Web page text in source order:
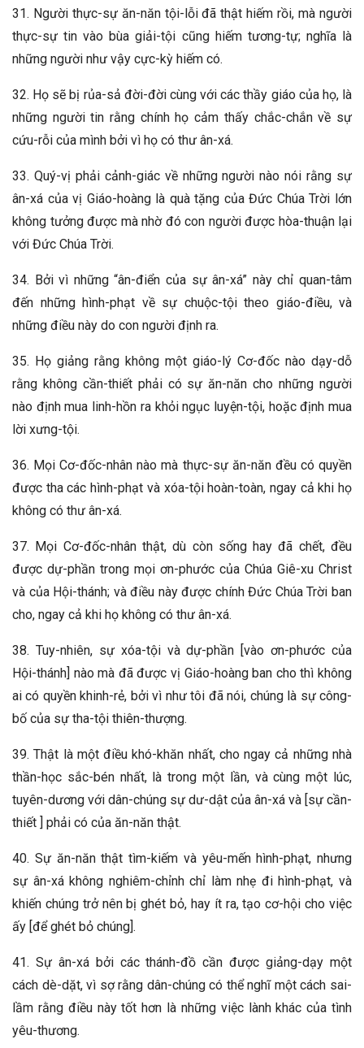
31. Người thực-sự ăn-năn tội-lỗi đã thật hiếm rồi, mà người
thực-sự tin vào bùa giải-tội cũng hiếm tương-tự; nghĩa là
những người như vậy cực-kỳ hiếm có.
32. Họ sẽ bị rủa-sả đời-đời cùng với các thầy giáo của họ, là
những người tin rằng chính họ cảm thấy chắc-chắn về sự
cứu-rỗi của mình bởi vì họ có thư ân-xá.
33. Quý-vị phải cảnh-giác về những người nào nói rằng sự
ân-xá của vị Giáo-hoàng là quà tặng của Đức Chúa Trời lớn
không tưởng được mà nhờ đó con người được hòa-thuận lại
với Đức Chúa Trời.
34. Bởi vì những “ân-điển của sự ân-xá” này chỉ quan-tâm
đến những hình-phạt về sự chuộc-tội theo giáo-điều, và
những điều này do con người định ra.
35. Họ giảng rằng không một giáo-lý Cơ-đốc nào dạy-dỗ
rằng không cần-thiết phải có sự ăn-năn cho những người
nào định mua linh-hồn ra khỏi ngục luyện-tội, hoặc định mua
lời xưng-tội.
36. Mọi Cơ-đốc-nhân nào mà thực-sự ăn-năn đều có quyền
được tha các hình-phạt và xóa-tội hoàn-toàn, ngay cả khi họ
không có thư ân-xá.
37. Mọi Cơ-đốc-nhân thật, dù còn sống hay đã chết, đều
được dự-phần trong mọi ơn-phước của Chúa Giê-xu Christ
và của Hội-thánh; và điều này được chính Đức Chúa Trời ban
cho, ngay cả khi họ không có thư ân-xá.
38. Tuy-nhiên, sự xóa-tội và dự-phần [vào ơn-phước của
Hội-thánh] nào mà đã được vị Giáo-hoàng ban cho thì không
ai có quyền khinh-rẻ, bởi vì như tôi đã nói, chúng là sự công-
bố của sự tha-tội thiên-thượng.
39. Thật là một điều khó-khăn nhất, cho ngay cả những nhà
thần-học sắc-bén nhất, là trong một lần, và cùng một lúc,
tuyên-dương với dân-chúng sự dư-dật của ân-xá và [sự cần-
thiết ] phải có của ăn-năn thật.
40. Sự ăn-năn thật tìm-kiếm và yêu-mến hình-phạt, nhưng
sự ân-xá không nghiêm-chỉnh chỉ làm nhẹ đi hình-phạt, và
khiến chúng trở nên bị ghét bỏ, hay ít ra, tạo cơ-hội cho việc
ấy [để ghét bỏ chúng].
41. Sự ân-xá bởi các thánh-đồ cần được giảng-dạy một
cách dè-dặt, vì sợ rằng dân-chúng có thể nghĩ một cách sai-
lầm rằng điều này tốt hơn là những việc lành khác của tình
yêu-thương.